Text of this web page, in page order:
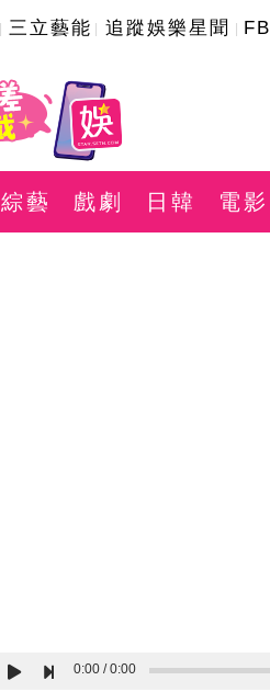
三立藝能 追蹤娛樂星聞 FB
綜藝 戲劇 日韓 電影
0:00 0:00